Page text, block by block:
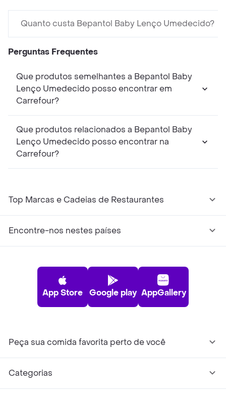
Quanto custa Bepantol Baby Lenço Umedecido?
Perguntas Frequentes
Que produtos semelhantes a Bepantol Baby
Lenço Umedecido posso encontrar em
Carrefour?
Que produtos relacionados a Bepantol Baby
Lenço Umedecido posso encontrar na
Carrefour?
Top Marcas e Cadeias de Restaurantes
Encontre-nos nestes países
App Store Google play AppGallery
Peça sua comida favorita perto de você
Categorias